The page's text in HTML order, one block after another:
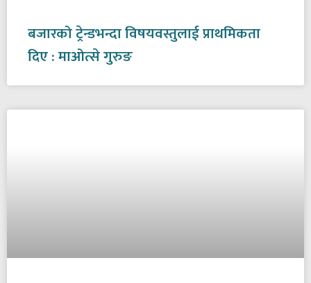
बजारको ट्रेन्डभन्दा विषयवस्तुलाई प्राथमिकता
दिए : माओत्से गुरुङ